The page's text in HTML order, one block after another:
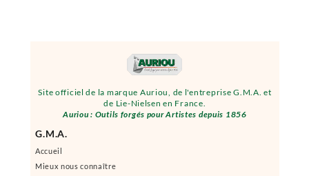
Site officiel de la marque Auriou, de l'entreprise G.M.A. et
de Lie-Nielsen en France.
Auriou : Outils forgés pour Artistes depuis 1856
G.M.A.
Accueil
Mieux nous connaître